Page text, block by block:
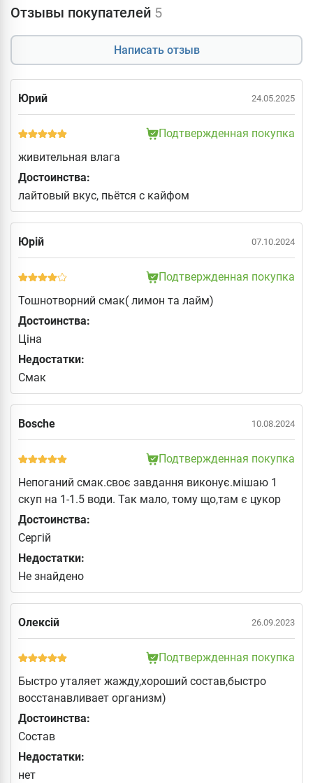
Отзывы покупателей 5
Написать отзыв
Юрий 24.05.2025
Подтвержденная покупка
живительная влага
Достоинства:
лайтовый вкус, пьётся с кайфом
Юрій 07.10.2024
Подтвержденная покупка
Тошнотворний смак( лимон та лайм)
Достоинства:
Ціна
Недостатки:
Смак
Bosche 10.08.2024
Подтвержденная покупка
Непоганий смак.своє завдання виконує.мішаю 1
скуп на 1-1.5 води. Так мало, тому що,там є цукор
Достоинства:
Сергій
Недостатки:
Не знайдено
Олексій 26.09.2023
Подтвержденная покупка
Быстро уталяет жажду,хороший состав,быстро
восстанавливает организм)
Достоинства:
Состав
Недостатки:
нет